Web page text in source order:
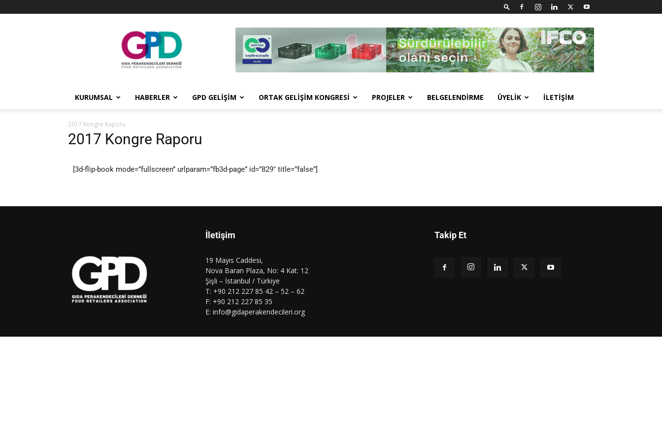
GPD
KURUMSAL HABERLER GPD GELİŞİM ORTAK GELİŞİM KONGRESİ PROJELER BELGELENDİRME ÜYELİK İLETİŞİM
2017 Kongre Raporu
2017 Kongre Raporu
[3d-flip-book mode=”fullscreen” urlparam=”fb3d-page” id=”829″ title=”false”]
İletişim
19 Mayıs Caddesi,
Nova Baran Plaza, No: 4 Kat: 12
Şişli – İstanbul / Türkiye
T: +90 212 227 85 42 – 52 – 62
F: +90 212 227 85 35
E: info@gidaperakendecileri.org
Takip Et